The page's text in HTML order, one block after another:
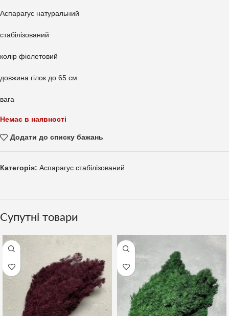
Аспарагус натуральний
стабілізований
колір фіолетовий
довжина гілок до 65 см
вага
Немає в наявності
Додати до списку бажань
Категорія: Аспарагус стабілізований
Супутні товари